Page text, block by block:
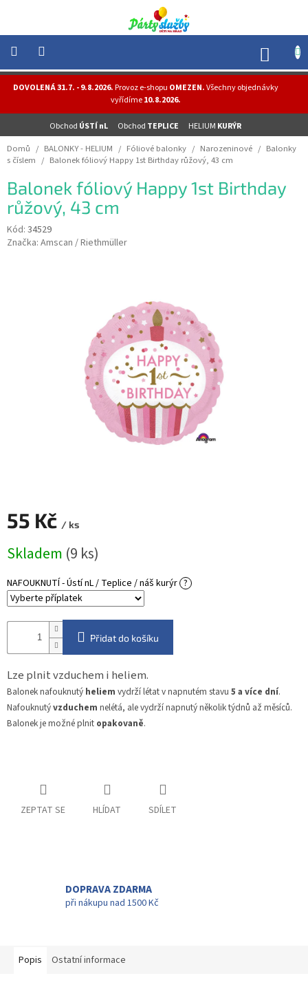
obsah
DOVOLENÁ 31.7. - 9.8.2026.Provoz e-shopu OMEZEN.Všechny objednávky
vyřídíme10.8.2026.
Obchod ÚSTÍ nL Obchod TEPLICE HELIUM KURÝR
NOVINKY
HELIUM
-
OSLAVY
MASKY
-
KOSTÝMY
Domů / BALONKY - HELIUM / Fóliové balonky / Narozeninové / Balonky
s číslem / Balonek fóliový Happy 1st Birthday růžový, 43 cm
Balonek fóliový Happy 1st Birthday
růžový, 43 cm
Kód: 34529
Značka: Amscan / Riethmüller
55 Kč / ks
cena:
Skladem (9 ks)
NAFOUKNUTÍ - Ústí nL / Teplice / náš kurýr ?
Přidat do košíku
Lze plnit vzduchem i heliem.
Balonek nafouknutý heliem vydrží létat v napnutém stavu 5 a více dní.
Nafouknutývzduchem nelétá, ale vydrží napnutý několik týdnů až měsíců.
Balonek je možné plnit opakovaně.
ZEPTAT SE HLÍDAT SDÍLET
DOPRAVA ZDARMA
při nákupu nad 1500 Kč
Popis Ostatní informace